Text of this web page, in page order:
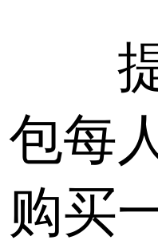
提
包每
购买